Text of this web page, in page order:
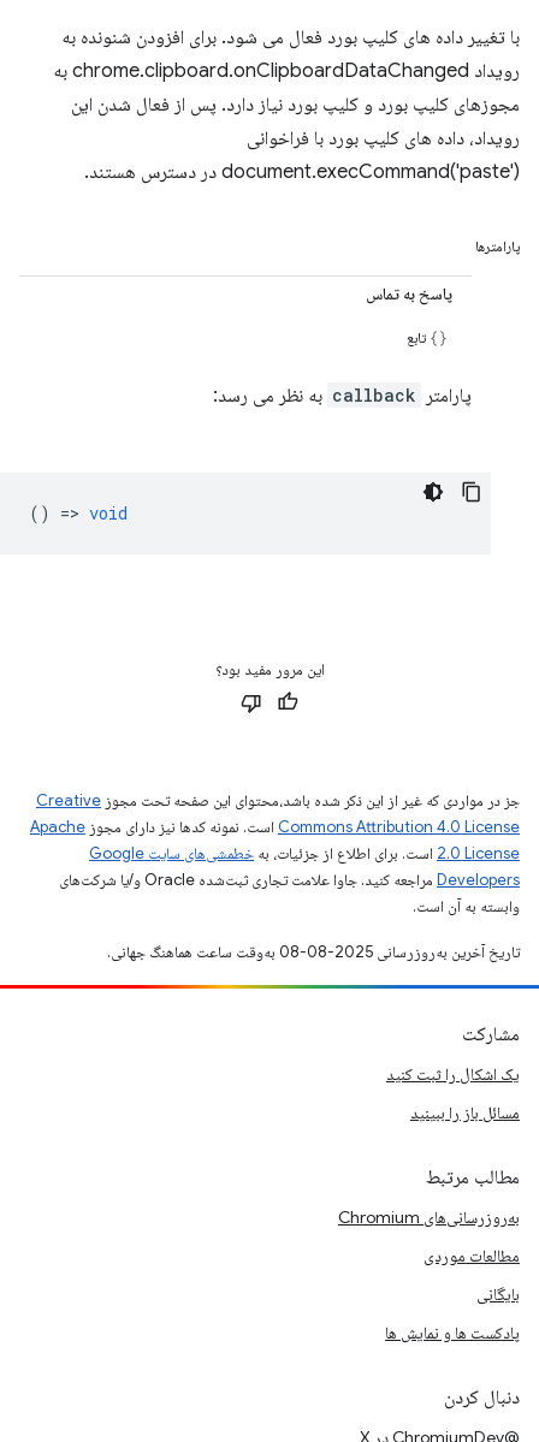
با تغییر داده های کلیپ بورد فعال می شود. برای افزودن شنونده به
رویداد chrome.clipboard.onClipboardDataChanged به
مجوزهای کلیپ بورد و کلیپ بورد نیاز دارد. پس از فعال شدن این
رویداد، داده های کلیپ بورد با فراخوانی
document.execCommand('paste') در دسترس هستند.
پارامترها
پاسخ به تماس
تابع
پارامتر callback به نظر می رسد:
() => void
این مرور مفید بود؟
جز در مواردی که غیر از این ذکر شده باشد،‌محتوای این صفحه تحت مجوز Creative
Commons Attribution 4.0 License است. نمونه کدها نیز دارای مجوز Apache
2.0 License است. برای اطلاع از جزئیات، به
خطمشی‌های سایت Google
Developers‏
مراجعه کنید. جاوا علامت تجاری ثبت‌شده Oracle و/یا شرکت‌های
وابسته به آن است.
تاریخ آخرین به‌روزرسانی 2025-08-08 به‌وقت ساعت هماهنگ جهانی.
مشارکت
یک اشکال را ثبت کنید
مسائل باز را ببینید
مطالب مرتبط
به‌روزرسانی‌های Chromium
مطالعات موردی
بایگانی
پادکست ها و نمایش ها
دنبال کردن
@ChromiumDev در X